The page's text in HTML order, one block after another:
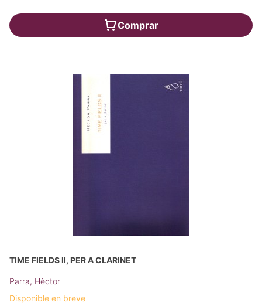
Comprar
TIME FIELDS II, PER A CLARINET
Parra, Hèctor
Disponible en breve